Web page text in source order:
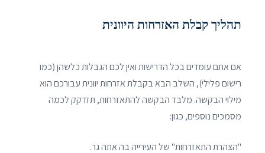
תהליך קבלת האזרחות היוונית
אם אתם עומדים בכל הדרישות ואין לכם הגבלות כלשהן (כמו
רישום פלילי), השלב הבא בקבלת אזרחות יוונית עבורכם הוא
מילוי הבקשה. מלבד הבקשה להתאזרחות, תזדקק לכמה
מסמכים נוספים, כגון:
"הצהרת התאזרחות" של העירייה בה אתה גר.